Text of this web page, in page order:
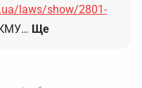
laws/show/2801-
Ще